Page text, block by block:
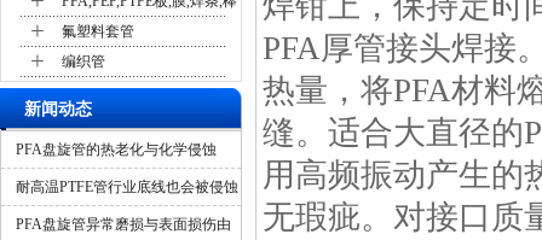
+ 氟塑料套管
+ 编织管
新闻动态
PFA盘旋管的热老化与化学侵蚀
耐高温PTFE管行业底线也会被侵蚀
吗？
PFA盘旋管异常磨损与表面损伤由
PFA厚管接头焊接
热量，将PFA材料
缝。适合大直径的
用高频振动产生的
无瑕疵。对接口质